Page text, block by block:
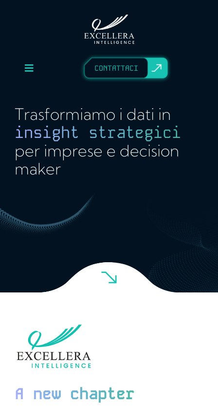
Toggle
CASE STUDY
AREA RISERVATA
CONTATTACI
Trasformiamo i dati in
insight strategici
per imprese e decision
maker
A new chapter